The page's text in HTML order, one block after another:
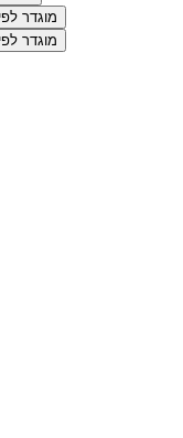
מוגדר לפי מחיר:
מוגדר לפי מחיר: